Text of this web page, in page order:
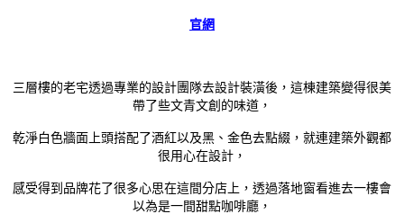
官網
三層樓的老宅透過專業的設計團隊去設計裝潢後，這棟建築變得很美
帶了些文青文創的味道，
乾淨白色牆面上頭搭配了酒紅以及黑、金色去點綴，就連建築外觀都
很用心在設計，
感受得到品牌花了很多心思在這間分店上，透過落地窗看進去一樓會
以為是一間甜點咖啡廳，